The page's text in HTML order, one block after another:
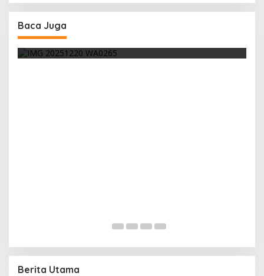
Baca Juga
Berita Utama